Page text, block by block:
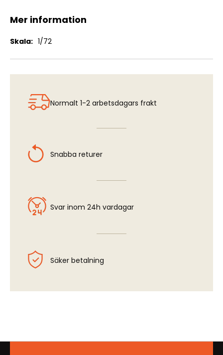
Mer information
Mer
1/72
Normalt 1-2 arbetsdagars frakt
Snabba returer
Svar inom 24h vardagar
Säker betalning